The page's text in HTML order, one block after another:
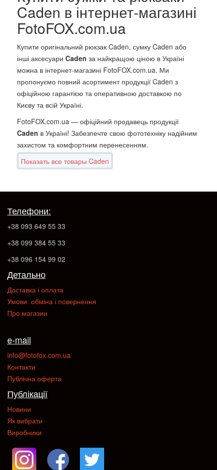
Caden в інтернет-магазині
FotoFOX.com.ua
Купити оригінальний рюкзак Caden, сумку Caden або
інші аксесуари Caden за найкращою ціною в Україні
можна в інтернет-магазині FotoFOX.com.ua. Ми
пропонуємо повний асортимент продукції Caden з
офіційною гарантією та оперативною доставкою по
Києву та всій Україні.
FotoFOX.com.ua — офіційний продавець продукції
Caden в Україні! Забезпечте свою фототехніку надійним
захистом та комфортним перенесенням.
Показать все товары Caden
Телефони:
+38 093 649 55 33
+38 099 384 55 33
+38 096 154 99 02
Детально
Доставка і оплата
Умови обміна і повернення
Про магазин
e-mail
info@fotofox.com.ua
Контакти
Публічна оферта
Публікації
Новини
Як вибрати
Виробники